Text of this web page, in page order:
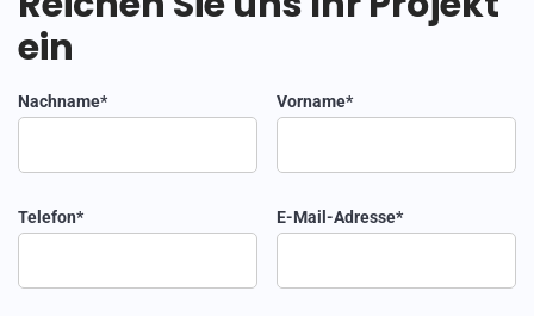
ein
Nachname* Vorname*
Telefon* E-Mail-Adresse*